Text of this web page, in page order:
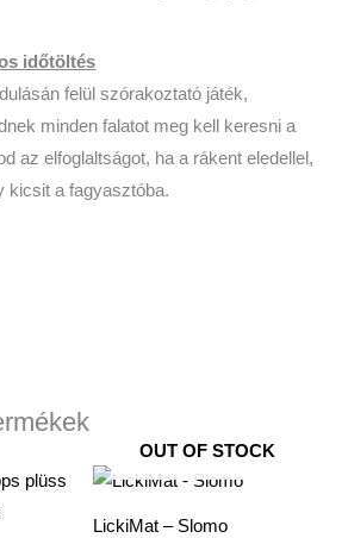
időtöltés
felül szórakoztató játék,
minden falatot meg kell keresni a
az elfoglaltságot, ha a rákent eledellel,
kicsit a fagyasztóba.
OUT OF STOCK
LickiMat – Slomo